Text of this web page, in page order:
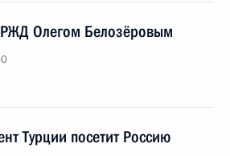
РЖД Олегом Белозёровым
Турции посетит Россию